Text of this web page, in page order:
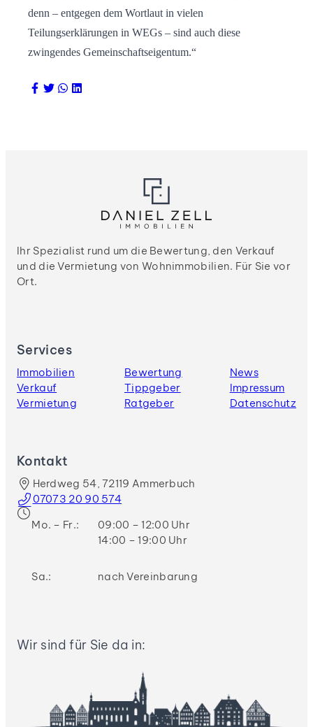
denn – entgegen dem Wortlaut in vielen
Teilungserklärungen in WEGs – sind auch diese
zwingendes Gemeinschaftseigentum.“
Ihr Spezialist rund um die Bewertung, den Verkauf
und die Vermietung von Wohnimmobilien. Für Sie vor
Ort.
Services
Immobilien
Verkauf
Vermietung
Bewertung
Tippgeber
Ratgeber
News
Impressum
Datenschutz
Kontakt
Herdweg 54, 72119 Ammerbuch
07073 20 90 574
Mo. – Fr.:
09:00 – 12:00 Uhr
14:00 – 19:00 Uhr
Sa.: nach Vereinbarung
Wir sind für Sie da in: